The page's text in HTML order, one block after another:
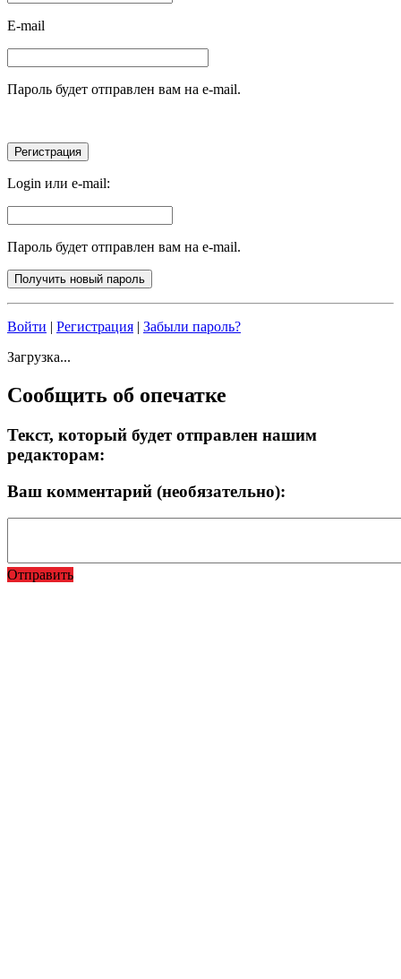
E-mail
Пароль будет отправлен вам на e-mail.
Login или e-mail:
Пароль будет отправлен вам на e-mail.
Войти | Регистрация | Забыли пароль?
Загрузка...
Сообщить об опечатке
Текст, который будет отправлен нашим
редакторам:
Ваш комментарий (необязательно):
Отправить